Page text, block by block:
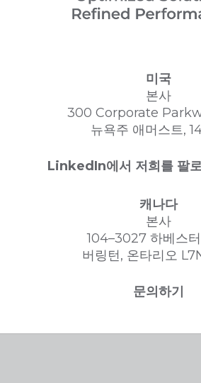
미국
본사
300 Corporate
뉴욕주 애머스트,
LinkedIn에서 저희를 팔
캐나다
본사
104–3027 하베스
버링턴, 온타리오
문의하기